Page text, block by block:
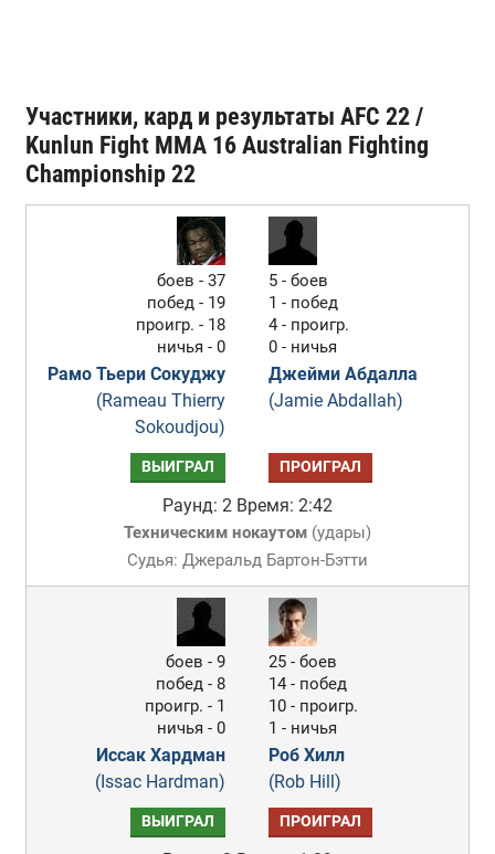
Участники, кард и результаты AFC 22 /
Kunlun Fight MMA 16 Australian Fighting
Championship 22
боев - 37
побед - 19
проигр. - 18
ничья - 0
Рамо Тьери Сокуджу
(Rameau Thierry
Sokoudjou)
5 - боев
1 - побед
4 - проигр.
0 - ничья
Джейми Абдалла
(Jamie Abdallah)
ВЫИГРАЛ ПРОИГРАЛ
Раунд: 2 Время: 2:42
Техническим нокаутом(удары)
Судья: Джеральд Бартон-Бэтти
боев - 9
побед - 8
проигр. - 1
ничья - 0
Иссак Хардман
(Issac Hardman)
25 - боев
14 - побед
10 - проигр.
1 - ничья
Роб Хилл
(Rob Hill)
ВЫИГРАЛ ПРОИГРАЛ